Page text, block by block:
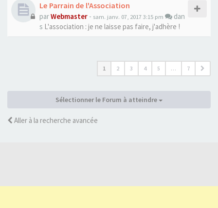
Le Parrain de l'Association
parWebmaster - sam. janv. 07, 2017 3:15 pm
dan
s L'association : je ne laisse pas faire, j'adhère !
1 2 3 4 5 … 7
Sélectionner le Forum à atteindre
Aller à la recherche avancée